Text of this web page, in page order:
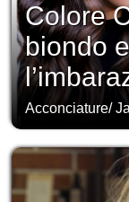
Colore
biondo
Acconciature/